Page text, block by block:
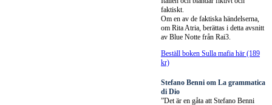
faktiskt.
Om en av de faktiska händelserna,
om Rita Atria, berättas i detta avsnitt
av Blue Notte från Rai3.
Beställ boken Sulla mafia här (189
kr)
Stefano Benni om La grammatica
di Dio
”Det är en gåta att Stefano Benni